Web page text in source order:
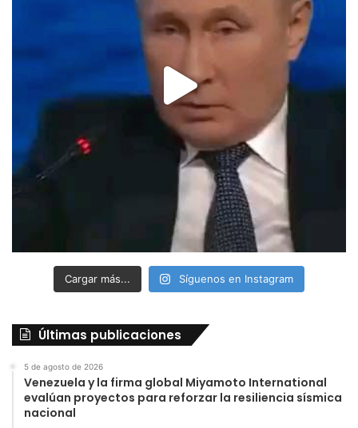
Cargar más... Síguenos en Instagram
Últimas publicaciones
5 de agosto de 2026
Venezuela y la firma global Miyamoto International
evalúan proyectos para reforzar la resiliencia sísmica
nacional